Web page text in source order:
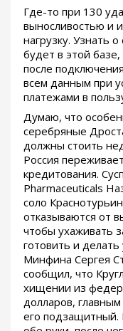
Где-то при 130
выносливостью и
нагрузку. Узнать
будет в этой
после
всем данным при
платежами в
Думаю, что
серебряные
должны стоить
Россия
кредитования.
Pharmaceuticals
соло
отказываются от
чтобы ухаживать
готовить и делать
Минфина Сергея
сообщил, что
хищении из
долларов,
его подзащитный.